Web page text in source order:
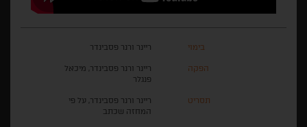
בימוי ריינר ורנר פסבינדר
הפקה
ריינר ורנר פסבינדר, מיכאל
פנגלר
תסריט
ריינר ורנר פסבינדר, על פי
המחזה שכתב